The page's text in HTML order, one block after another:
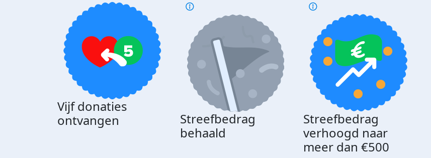
Vijf donaties
ontvangen
Streefbedrag
behaald
Streefbedrag
verhoogd naar
meer dan €500